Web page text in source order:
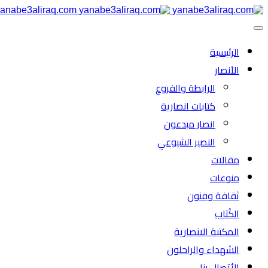
الرئیسية
الأنصار
الرابطة والفروع
كتابات انصارية
انصار مبدعون
النصیر الشیوعي
مقالات
منوعات
ثقافة وفنون
الكُتاب
المكتبة الانصارية
الشهداء والراحلون